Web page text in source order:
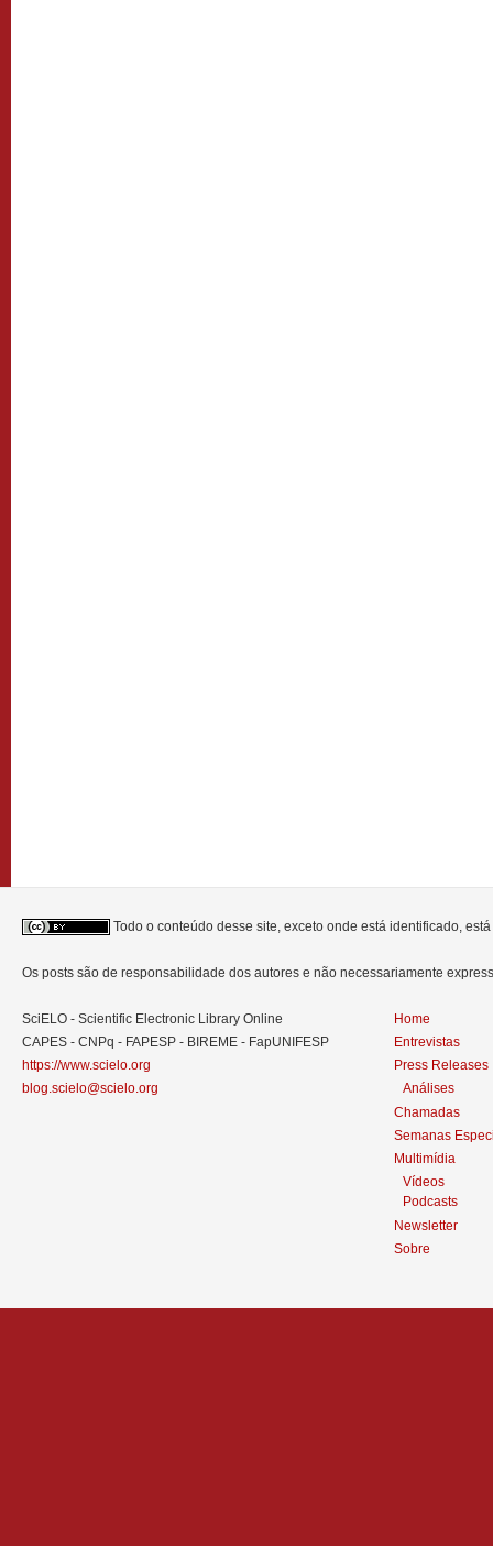
Todo o conteúdo desse site, exceto onde está identificado,
Os posts são de responsabilidade dos autores e não necessariamente
SciELO - Scientific Electronic Library Online
CAPES - CNPq - FAPESP - BIREME - FapUNIFESP
https://www.scielo.org
blog.scielo@scielo.org
Home
Entrevistas
Press Releases
Análises
Chamadas
Semanas
Multimídia
Vídeos
Podcasts
Newsletter
Sobre